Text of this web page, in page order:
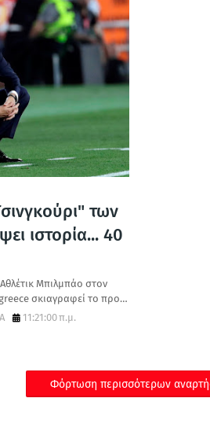
των
ιστορία... 40
Μπιλμπάο στον
σκιαγραφεί το προ…
11:21:00 π.μ.
Φόρτωση περισσότερων